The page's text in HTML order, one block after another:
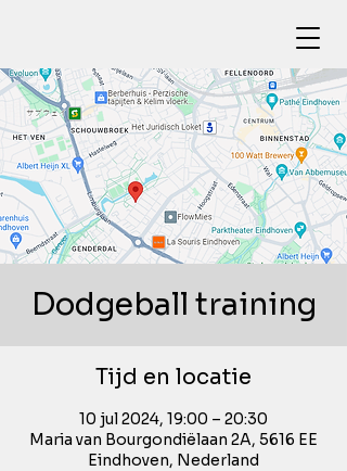
Dodgeball training
Tijd en locatie
10 jul 2024, 19:00 – 20:30
Maria van Bourgondiëlaan 2A, 5616 EE
Eindhoven, Nederland